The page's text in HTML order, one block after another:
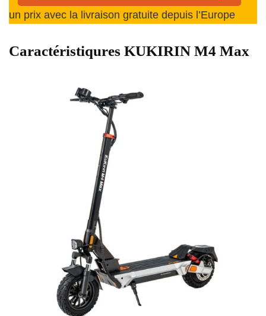
un prix avec la livraison gratuite depuis l’Europe
Caractéristiqures KUKIRIN M4 Max